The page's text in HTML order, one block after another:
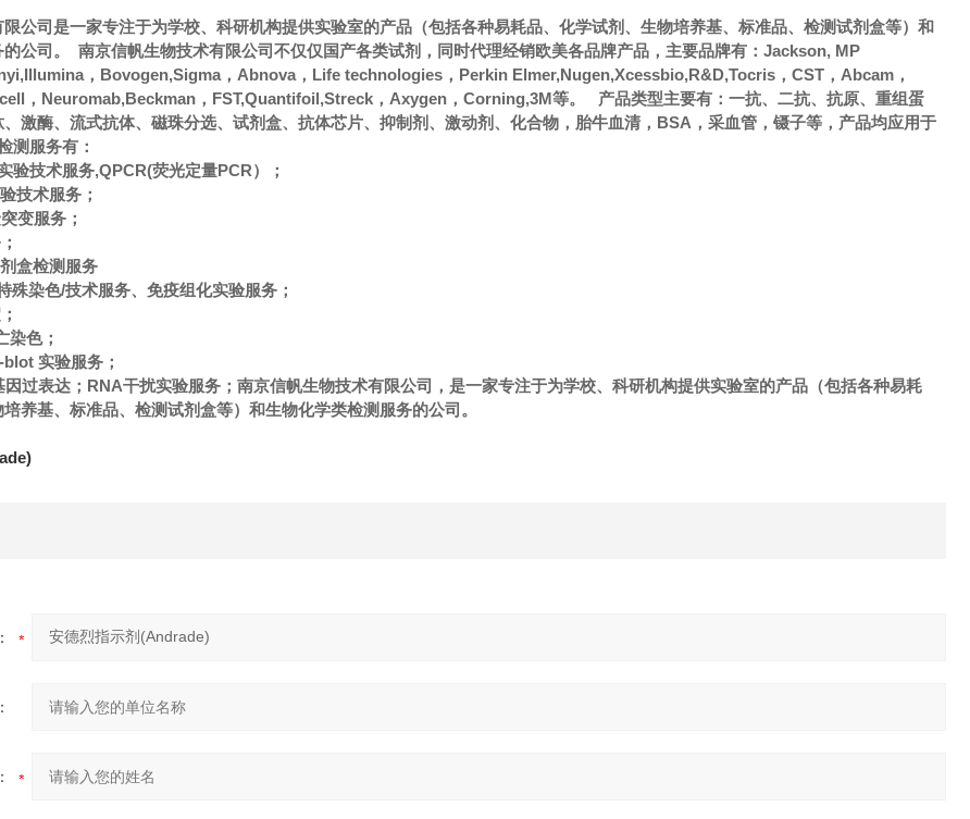
公司是一家专注于为学校、科研机构提供实验室的产品（包括各种易耗品、化学试剂、生物培养基、标准品、检测试剂盒等）和
公司。 南京信帆生物技术有限公司不仅仅国产各类试剂，同时代理经销欧美各品牌产品，主要品牌有：Jackson, MP
，Bovogen,Sigma，Abnova，Life technologies，Perkin Elmer,Nugen,Xcessbio,R&D,Tocris，CST，Abcam，
，Neuromab,Beckman，FST,Quantifoil,Streck，Axygen，Corning,3M等。 产品类型主要有：一抗、二抗、抗原、重组蛋
激酶、流式抗体、磁珠分选、试剂盒、抗体芯片、抑制剂、激动剂、化合物，胎牛血清，BSA，采血管，镊子等，产品均应用于
测服务有：
验技术服务,QPCR(荧光定量PCR）；
技术服务；
变服务；
盒检测服务
殊染色/技术服务、免疫组化实验服务；
染色；
blot 实验服务；
因过表达；RNA干扰实验服务；南京信帆生物技术有限公司，是一家专注于为学校、科研机构提供实验室的产品（包括各种易耗
养基、标准品、检测试剂盒等）和生物化学类检测服务的公司。